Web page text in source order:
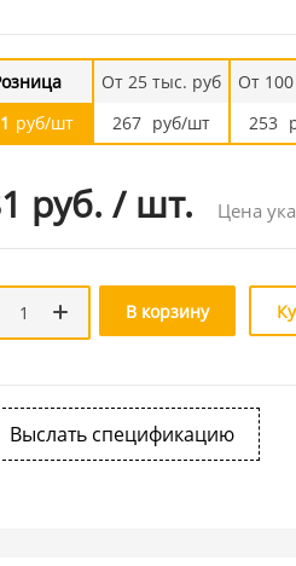
руб/шт
От 25 тыс. руб
267 руб/шт
От
253
руб. / шт. Цена
В корзину
Выслать спецификацию